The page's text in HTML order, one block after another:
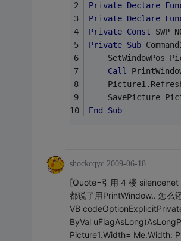
Private Declare
Private Declare
Private Const
Private Sub
SetWindowPos
Call
SavePicture
End
Sub
shockcqyc 2009-06-18
[Quote=引用 4 楼 silencenet
都说了用PrintWindow.. 怎么
VB
ByVal
Picture1.Width= Me.Width: